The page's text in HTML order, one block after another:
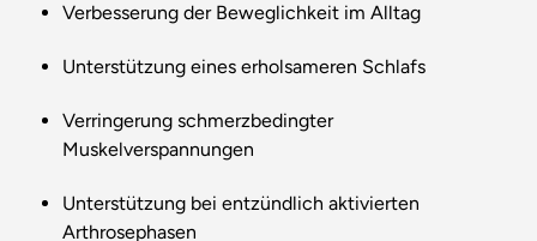
Verbesserung der Beweglichkeit im Alltag
Unterstützung eines erholsameren Schlafs
Verringerung schmerzbedingter
Muskelverspannungen
Unterstützung bei entzündlich aktivierten
Arthrosephasen